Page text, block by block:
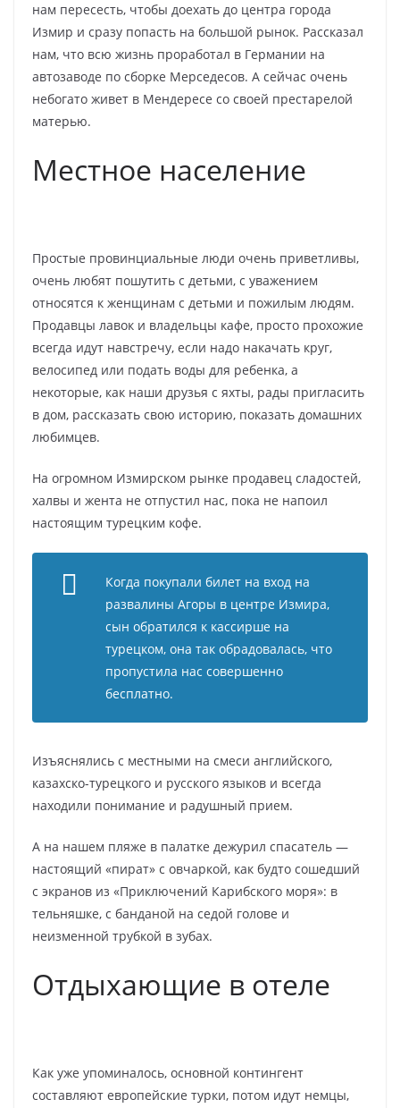
нам пересесть, чтобы доехать до центра города
Измир и сразу попасть на большой рынок. Рассказал
нам, что всю жизнь проработал в Германии на
автозаводе по сборке Мерседесов. А сейчас очень
небогато живет в Мендересе со своей престарелой
матерью.
Местное население
Простые провинциальные люди очень приветливы,
очень любят пошутить с детьми, с уважением
относятся к женщинам с детьми и пожилым людям.
Продавцы лавок и владельцы кафе, просто прохожие
всегда идут навстречу, если надо накачать круг,
велосипед или подать воды для ребенка, а
некоторые, как наши друзья с яхты, рады пригласить
в дом, рассказать свою историю, показать домашних
любимцев.
На огромном Измирском рынке продавец сладостей,
халвы и жента не отпустил нас, пока не напоил
настоящим турецким кофе.
Когда покупали билет на вход на
развалины Агоры в центре Измира,
сын обратился к кассирше на
турецком, она так обрадовалась, что
пропустила нас совершенно
бесплатно.
Изъяснялись с местными на смеси английского,
казахско-турецкого и русского языков и всегда
находили понимание и радушный прием.
А на нашем пляже в палатке дежурил спасатель —
настоящий «пират» с овчаркой, как будто сошедший
с экранов из «Приключений Карибского моря»: в
тельняшке, с банданой на седой голове и
неизменной трубкой в зубах.
Отдыхающие в отеле
Как уже упоминалось, основной контингент
составляют европейские турки, потом идут немцы,